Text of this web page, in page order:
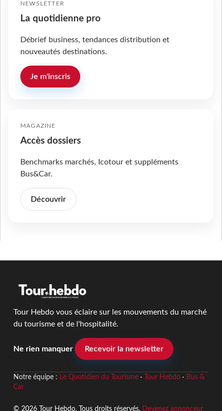
NEWSLETTER
La quotidienne pro
Débrief business, tendances distribution et
nouveautés destinations.
Je m'inscris
MAGAZINE
Accès dossiers
Benchmarks marchés, Icotour et suppléments
Bus&Car.
Découvrir
Tour Hebdo vous éclaire sur les mouvements du marché
du tourisme et de l'hospitalité.
Ne rien manquer Recevoir la newsletter
Notre équipe : Le Quotidien du Tourisme· Tour Hebdo· Bus &
Car
© 2026 Tour Hebdo. Tous droits réservés. Devenez annonceur